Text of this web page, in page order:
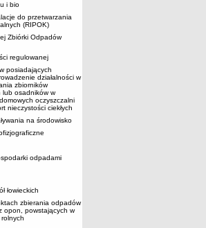
i bio
do przetwarzania
(RIPOK)
Zbiórki Odpadów
regulowanej
posiadających
działalności w
zbiorników
lub osadników w
oczyszczalni
nieczystości ciekłych
na środowisko
odpadami
łowieckich
zbierania odpadów
opon, powstających w